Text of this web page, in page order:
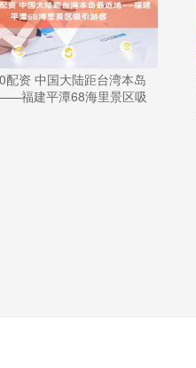
配资 中国大陆距台湾本岛
福建平潭68海里景区吸